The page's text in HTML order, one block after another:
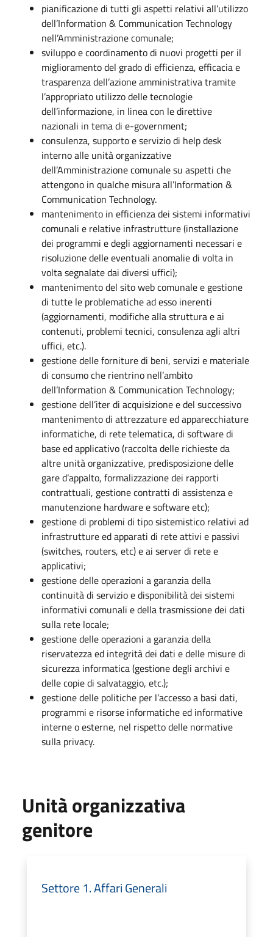
pianificazione di tutti gli aspetti relativi all’utilizzo
dell’Information & Communication Technology
nell’Amministrazione comunale;
sviluppo e coordinamento di nuovi progetti per il
miglioramento del grado di efficienza, efficacia e
trasparenza dell’azione amministrativa tramite
l’appropriato utilizzo delle tecnologie
dell’informazione, in linea con le direttive
nazionali in tema di e-government;
consulenza, supporto e servizio di help desk
interno alle unità organizzative
dell’Amministrazione comunale su aspetti che
attengono in qualche misura all’Information &
Communication Technology.
mantenimento in efficienza dei sistemi informativi
comunali e relative infrastrutture (installazione
dei programmi e degli aggiornamenti necessari e
risoluzione delle eventuali anomalie di volta in
volta segnalate dai diversi uffici);
mantenimento del sito web comunale e gestione
di tutte le problematiche ad esso inerenti
(aggiornamenti, modifiche alla struttura e ai
contenuti, problemi tecnici, consulenza agli altri
uffici, etc.).
gestione delle forniture di beni, servizi e materiale
di consumo che rientrino nell’ambito
dell’Information & Communication Technology;
gestione dell’iter di acquisizione e del successivo
mantenimento di attrezzature ed apparecchiature
informatiche, di rete telematica, di software di
base ed applicativo (raccolta delle richieste da
altre unità organizzative, predisposizione delle
gare d’appalto, formalizzazione dei rapporti
contrattuali, gestione contratti di assistenza e
manutenzione hardware e software etc);
gestione di problemi di tipo sistemistico relativi ad
infrastrutture ed apparati di rete attivi e passivi
(switches, routers, etc) e ai server di rete e
applicativi;
gestione delle operazioni a garanzia della
continuità di servizio e disponibilità dei sistemi
informativi comunali e della trasmissione dei dati
sulla rete locale;
gestione delle operazioni a garanzia della
riservatezza ed integrità dei dati e delle misure di
sicurezza informatica (gestione degli archivi e
delle copie di salvataggio, etc.);
gestione delle politiche per l’accesso a basi dati,
programmi e risorse informatiche ed informative
interne o esterne, nel rispetto delle normative
sulla privacy.
Unità organizzativa
genitore
Settore 1. Affari Generali